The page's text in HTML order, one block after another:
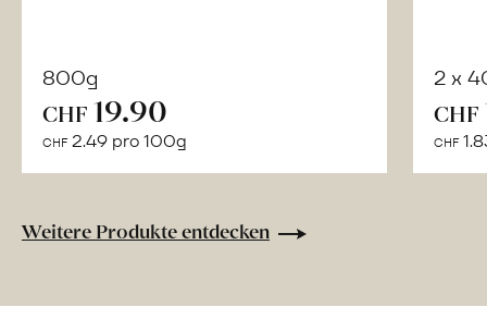
800g
CHF 19.90
CHF 2.49 pro 100g
2 x
CHF
CHF
Weitere Produkte entdecken